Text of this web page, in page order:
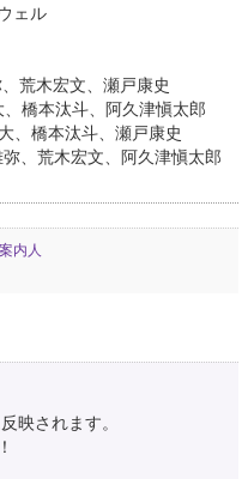
ェル
荒木宏文、瀬戸康史
橋本汰斗、阿久津愼太郎
、橋本汰斗、瀬戸康史
、荒木宏文、阿久津愼太郎
内人
映されます。